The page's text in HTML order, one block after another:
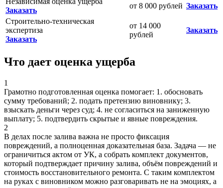
Заказать
от 8 000 рублей Заказать
Строительно-техническая
экспертиза
Заказать
от 14 000
рублей
Заказать
Что дает оценка ущерба
1
Грамотно подготовленная оценка помогает: 1. обосновать
сумму требований; 2. подать претензию виновнику; 3.
взыскать деньги через суд; 4. не согласиться на заниженную
выплату; 5. подтвердить скрытые и явные повреждения.
2
В делах после залива важна не просто фиксация
повреждений, а полноценная доказательная база. Задача — не
ограничиться актом от УК, а собрать комплект документов,
который подтверждает причину залива, объём повреждений и
стоимость восстановительного ремонта. С таким комплектом
на руках с виновником можно разговаривать не на эмоциях, а